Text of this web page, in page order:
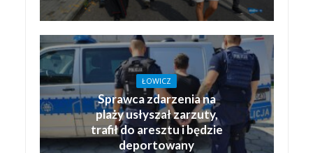
ŁOWICZ
Sprawca zdarzenia na
plaży usłyszał zarzuty,
trafił do aresztu i będzie
deportowany